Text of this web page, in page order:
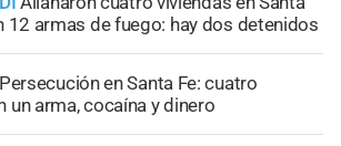
12 armas de fuego: hay dos detenidos
Persecución en Santa Fe: cuatro
un arma, cocaína y dinero